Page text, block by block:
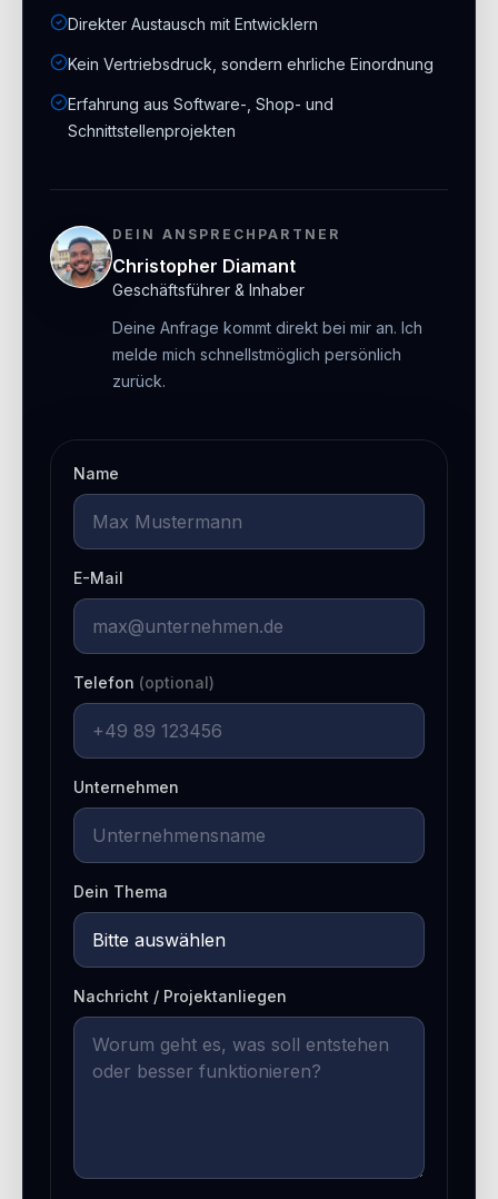
Direkter Austausch mit Entwicklern
Kein Vertriebsdruck, sondern ehrliche Einordnung
Erfahrung aus Software-, Shop- und
Schnittstellenprojekten
DEIN ANSPRECHPARTNER
Christopher Diamant
Geschäftsführer & Inhaber
Deine Anfrage kommt direkt bei mir an. Ich
melde mich schnellstmöglich persönlich
zurück.
Name
E-Mail
Telefon (optional)
Unternehmen
Dein Thema
Nachricht / Projektanliegen